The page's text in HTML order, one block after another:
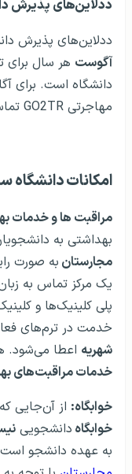
ددلاین‌های پذیرش
ددلاین‌های پذیرش
آگوست هر سال برای
دانشگاه است. برای
مهاجرتی GO2TR تماس بگیرید.
امکانات دانشگاه
مراقبت ها و خدمات
بهداشتی به
مجارستان به صورت
یک مرکز تماس به
پلی کلینیک‌ها و
خدمت در ترم‌های
شهریه اعطا می‌شود.
خدمات مراقبت‌های
خوابگاه: از آن‌جایی
خوابگاه دانشجویی
به عهده دانشجو